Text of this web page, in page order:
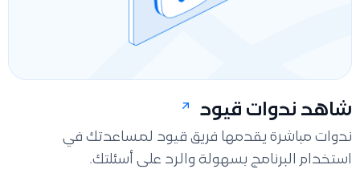
شاهد ندوات قيود
ندوات مباشرة يقدمها فريق قيود لمساعدتك في
استخدام البرنامج بسهولة والرد على أسئلتك.